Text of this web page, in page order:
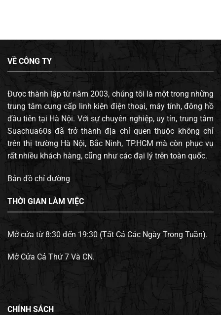
VỀ CÔNG TY
Được thành lập từ năm 2003, chúng tôi là một trong những
trung tâm cung cấp linh kiện điện thoại, máy tính, đông hồ
đầu tiên tại Hà Nội. Với sự chuyên nghiệp, uy tín, trung tâm
Suachua60s đã trở thành địa chỉ quen thuộc không chỉ
trên thị trường Hà Nội, Bắc Ninh, TP.HCM mà còn phục vụ
rất nhiều khách hàng, cũng như các đại lý trên toàn quốc.
Bản đồ chỉ đường
THỜI GIAN LÀM VIỆC
Mở cửa từ 8:30 đến 19:30 (Tất Cả Các Ngày Trong Tuần).
Mở Cửa Cả Thứ 7 Và CN.
CHÍNH SÁCH